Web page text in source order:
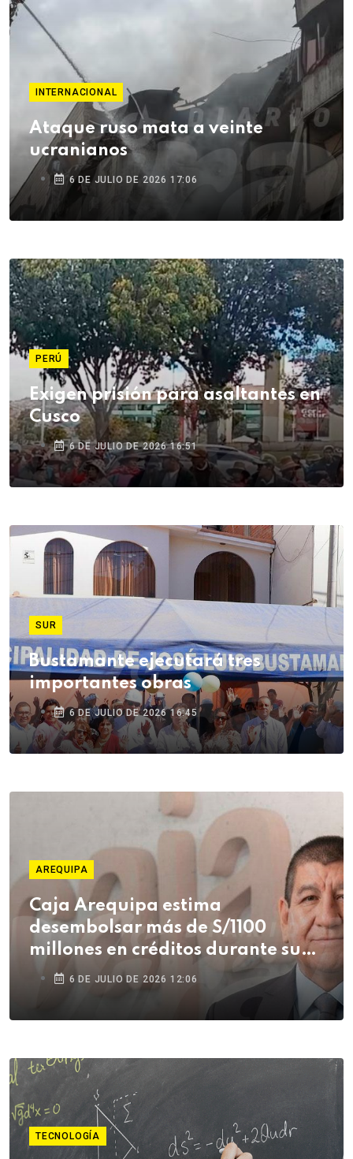
INTERNACIONAL
Ataque ruso mata a veinte
ucranianos
6 DE JULIO DE 2026 17:06
PERÚ
Exigen prisión para asaltantes en
Cusco
6 DE JULIO DE 2026 16:51
SUR
Bustamante ejecutará tres
importantes obras
6 DE JULIO DE 2026 16:45
AREQUIPA
Caja Arequipa estima
desembolsar más de S/1100
millones en créditos durante su
campaña de Fiestas Patrias
6 DE JULIO DE 2026 12:06
TECNOLOGÍA